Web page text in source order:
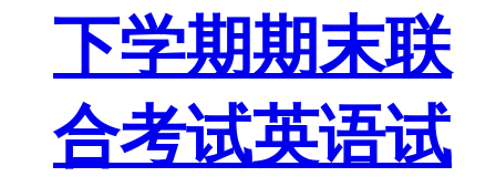
下学期期末联
合考试英语试